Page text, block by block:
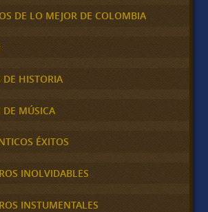
DE LO MEJOR DE COLOMBIA
HISTORIA
MÚSICA
ÉXITOS
INOLVIDABLES
INSTUMENTALES